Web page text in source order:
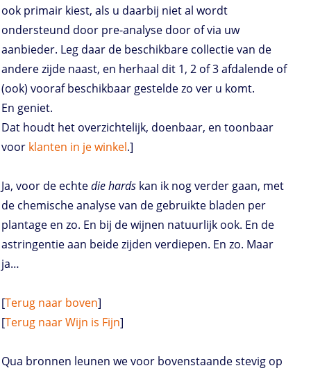
ook primair kiest, als u daarbij niet al wordt
ondersteund door pre-analyse door of via uw
aanbieder. Leg daar de beschikbare collectie van de
andere zijde naast, en herhaal dit 1, 2 of 3 afdalende of
(ook) vooraf beschikbaar gestelde zo ver u komt.
En geniet.
Dat houdt het overzichtelijk, doenbaar, en toonbaar
voor klanten in jewinkel.]
Ja, voor de echtedie hards kan ik nog verder gaan, met
de chemische analyse van de gebruikte bladen per
plantage en zo. En bij de wijnen natuurlijk ook. En de
astringentie aan beide zijden verdiepen. En zo. Maar
ja…
[Terug naar boven]
[Terug naar Wijn is Fijn]
Qua bronnen leunen we voor bovenstaande stevig op